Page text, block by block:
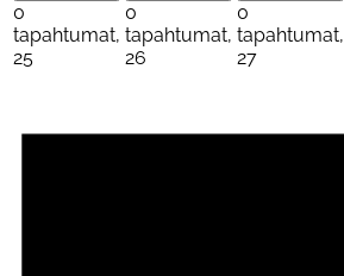
0
tapahtumat,
25
0
tapahtumat,
26
0
tapahtumat,
27